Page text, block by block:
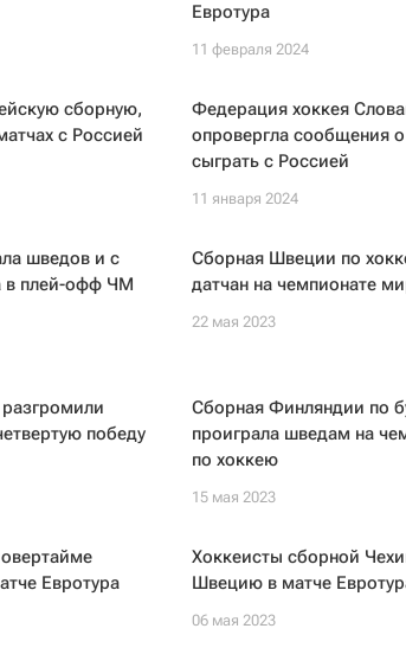
Евротура
11 февраля 2024
сборную,
с Россией
Федерация хоккея
опровергла сообщения
сыграть с Россией
11 января 2024
шведов и с
в плей-офф ЧМ
Сборная Швеции по
датчан на чемпионате
22 мая 2023
победу
Сборная Финляндии по
проиграла шведам на
по хоккею
15 мая 2023
Евротура
Хоккеисты сборной
Швецию в матче
06 мая 2023